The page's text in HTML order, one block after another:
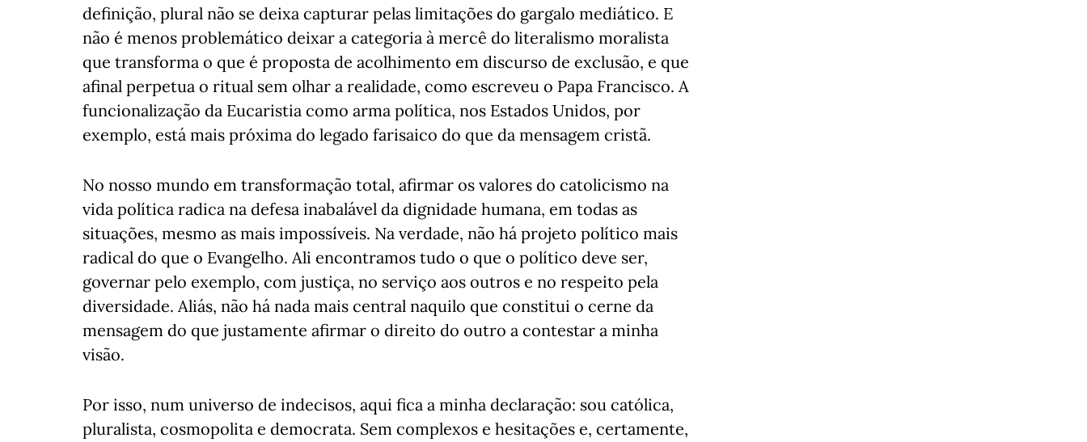
definição, plural não se deixa capturar pelas limitações do gargalo mediático. E
não é menos problemático deixar a categoria à mercê do literalismo moralista
que transforma o que é proposta de acolhimento em discurso de exclusão, e que
afinal perpetua o ritual sem olhar a realidade, como escreveu o Papa Francisco. A
funcionalização da Eucaristia como arma política, nos Estados Unidos, por
exemplo, está mais próxima do legado farisaico do que da mensagem cristã.
No nosso mundo em transformação total, afirmar os valores do catolicismo na
vida política radica na defesa inabalável da dignidade humana, em todas as
situações, mesmo as mais impossíveis. Na verdade, não há projeto político mais
radical do que o Evangelho. Ali encontramos tudo o que o político deve ser,
governar pelo exemplo, com justiça, no serviço aos outros e no respeito pela
diversidade. Aliás, não há nada mais central naquilo que constitui o cerne da
mensagem do que justamente afirmar o direito do outro a contestar a minha
visão.
Por isso, num universo de indecisos, aqui fica a minha declaração: sou católica,
pluralista, cosmopolita e democrata. Sem complexos e hesitações e, certamente,